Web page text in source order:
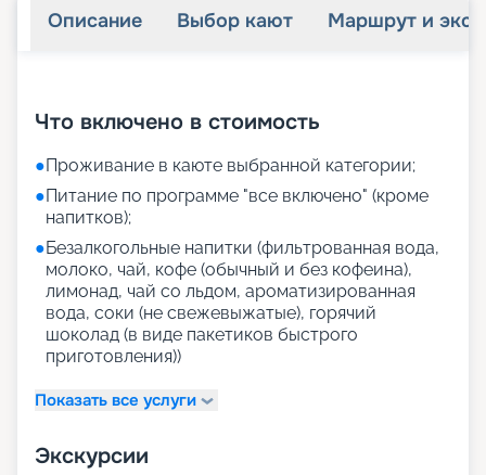
Описание Выбор кают Маршрут и
Что включено в стоимость
●Проживание в каюте выбранной категории;
●Питание по программе "все включено" (кроме
напитков);
●Безалкогольные напитки (фильтрованная вода,
молоко, чай, кофе (обычный и без кофеина),
лимонад, чай со льдом, ароматизированная
вода, соки (не свежевыжатые), горячий
шоколад (в виде пакетиков быстрого
приготовления))
Показать все услуги
Экскурсии